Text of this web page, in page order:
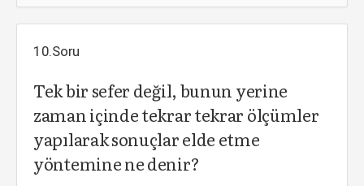
10.Soru
Tek bir sefer değil, bunun yerine
zaman içinde tekrar tekrar ölçümler
yapılarak sonuçlar elde etme
yöntemine ne denir?